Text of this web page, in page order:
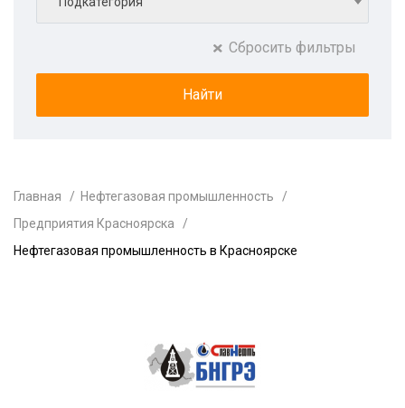
Сбросить фильтры
Главная
Нефтегазовая промышленность
Предприятия Красноярска
Нефтегазовая промышленность в Красноярске